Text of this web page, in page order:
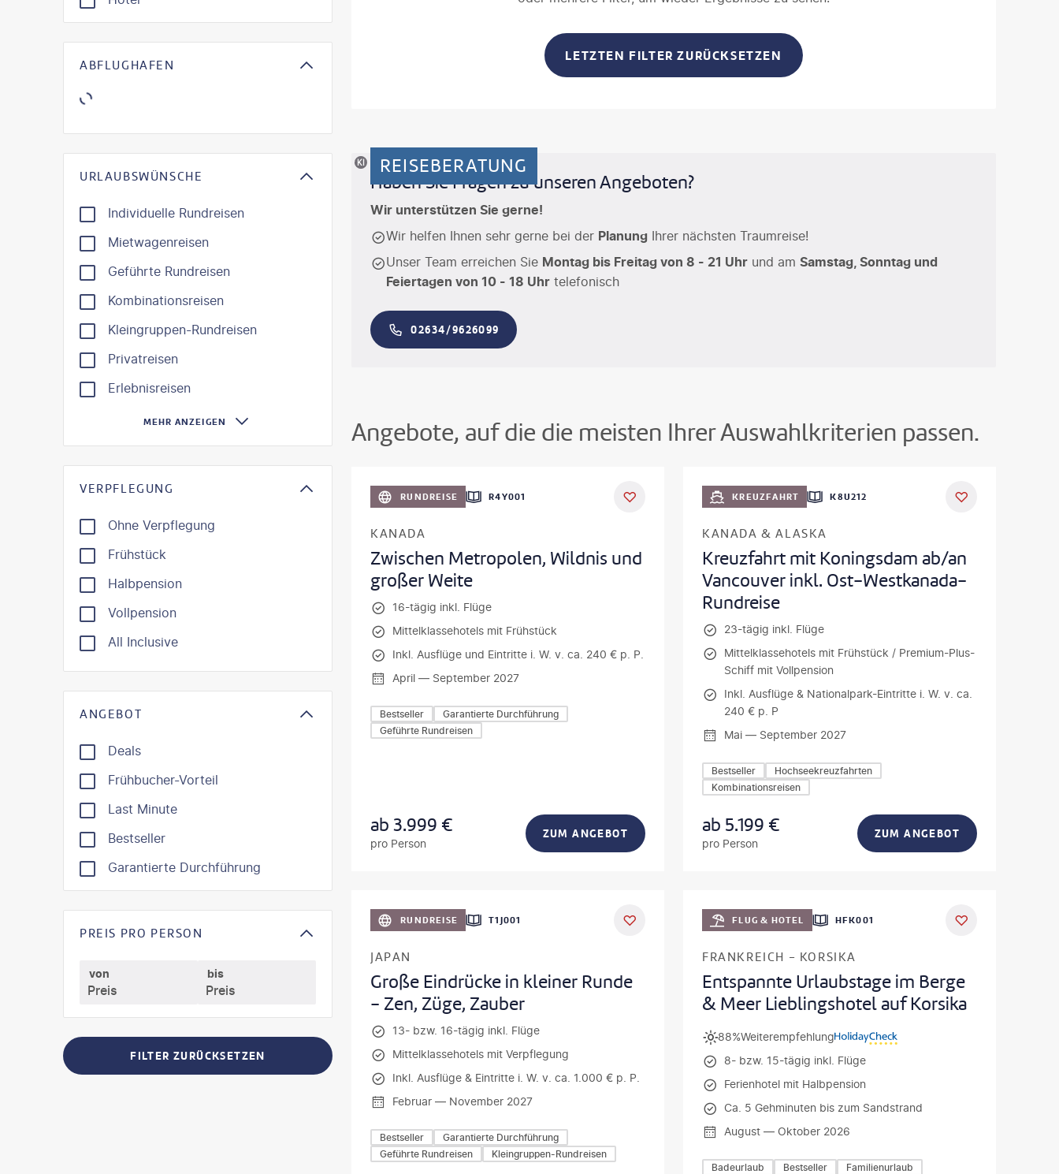
ABFLUGHAFEN
URLAUBSWÜNSCHE
Individuelle Rundreisen
Mietwagenreisen
Geführte Rundreisen
Kombinationsreisen
Kleingruppen-Rundreisen
Privatreisen
Erlebnisreisen
MEHR ANZEIGEN
VERPFLEGUNG
Ohne Verpflegung
Frühstück
Halbpension
Vollpension
All Inclusive
ANGEBOT
Deals
Frühbucher-Vorteil
Last Minute
Bestseller
Garantierte Durchführung
PREIS PRO PERSON
von bis
FILTER ZURÜCKSETZEN
LETZTEN FILTER ZURÜCKSETZEN
KI-generiertes MotivREISEBERATUNG
Haben Sie Fragen zu unseren Angeboten?
Wir unterstützen Sie gerne!
Wir helfen Ihnen sehr gerne bei der Planung Ihrer nächsten Traumreise!
Unser Team erreichen Sie Montag bis Freitag von 8 - 21 Uhr und am Samstag, Sonntag und
Feiertagen von 10 - 18 Uhr telefonisch
02634/9626099
Angebote, auf die die meisten Ihrer Auswahlkriterien passen.
RUNDREISE R4Y001
KANADA
Zwischen Metropolen, Wildnis und
großer Weite
16-tägig inkl. Flüge
Mittelklassehotels mit Frühstück
Inkl. Ausflüge und Eintritte i. W. v. ca. 240 € p. P.
April — September 2027
Bestseller
Garantierte Durchführung
Geführte Rundreisen
ab3.999 €
pro Person
ZUM ANGEBOT
KREUZFAHRT K8U212
KANADA & ALASKA
Kreuzfahrt mit Koningsdam ab/an
Vancouver inkl. Ost-Westkanada-
Rundreise
23-tägig inkl. Flüge
Mittelklassehotels mit Frühstück / Premium-Plus-
Schiff mit Vollpension
Inkl. Ausflüge & Nationalpark-Eintritte i. W. v. ca.
240 € p. P
Mai — September 2027
Bestseller
Hochseekreuzfahrten
Kombinationsreisen
ab 5.199 €
pro Person
ZUM ANGEBOT
RUNDREISE T1J001
JAPAN
Große Eindrücke in kleiner Runde
- Zen, Züge, Zauber
13- bzw. 16-tägig inkl. Flüge
Mittelklassehotels mit Verpflegung
Inkl. Ausflüge & Eintritte i. W. v. ca. 1.000 € p. P.
Februar — November 2027
Bestseller
Garantierte Durchführung
Geführte Rundreisen
Kleingruppen-Rundreisen
DEAL
FLUG & HOTEL HFK001
FRANKREICH - KORSIKA
Entspannte Urlaubstage im Berge
& Meer Lieblingshotel auf Korsika
Weiterempfehlung
88%
8- bzw. 15-tägig inkl. Flüge
Ferienhotel mit Halbpension
Ca. 5 Gehminuten bis zum Sandstrand
August — Oktober 2026
Badeurlaub Bestseller
Familienurlaub